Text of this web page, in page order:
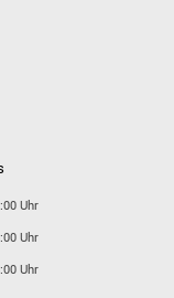
Uhr
Uhr
Uhr